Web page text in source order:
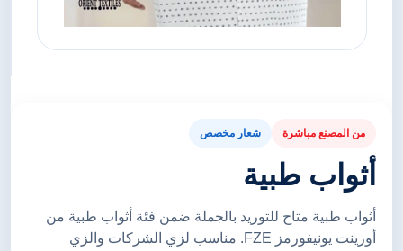
من المصنع مباشرة شعار مخصص
أثواب طبية
أثواب طبية متاح للتوريد بالجملة ضمن فئة أثواب طبية من
أورينت يونيفورمز FZE. مناسب لزي الشركات والزي